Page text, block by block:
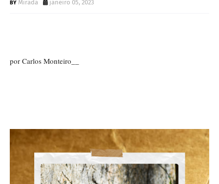
Mirada janeiro 05, 2023
por Carlos Monteiro__